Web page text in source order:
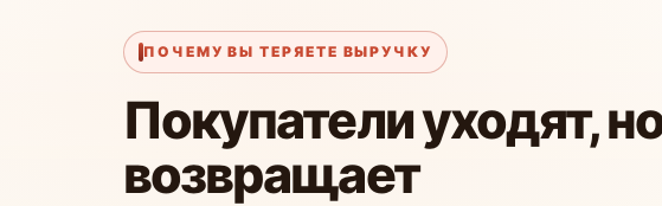
ПОЧЕМУ ВЫ ТЕРЯЕТЕ ВЫРУЧКУ
Покупатели уходят,
возвращает